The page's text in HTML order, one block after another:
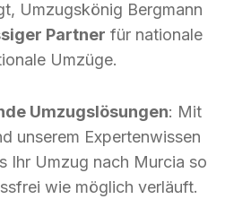
Umzugskönig Bergmann
Partner für nationale
Umzüge.
Umzugslösungen: Mit
unserem Expertenwissen
Ihr Umzug nach Murcia so
wie möglich verläuft.